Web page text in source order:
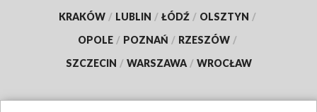
KRAKÓW / LUBLIN / ŁÓDŹ / OLSZTYN /
OPOLE / POZNAŃ / RZESZÓW /
SZCZECIN / WARSZAWA / WROCŁAW